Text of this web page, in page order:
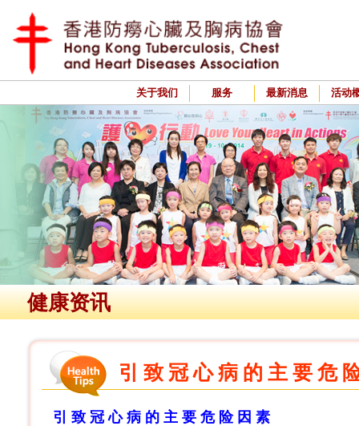
关于我们 服务 最新消息 活动
健康资讯
引 致 冠 心 病 的 主 要 危
引 致 冠 心 病 的 主 要 危 险 因 素